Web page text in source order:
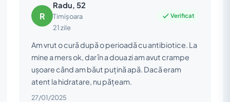
R
Radu, 52
Timișoara
21 zile
Verificat
Am vrut o cură după o perioadă cu antibiotice. La
mine a mers ok, dar în a doua zi am avut crampe
ușoare când am băut puțină apă. Dacă eram
atent la hidratare, nu pățeam.
27/01/2025